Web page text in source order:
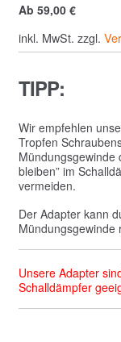
Ab 59,00 €
inkl. MwSt. zzgl.
TIPP:
Wir empfehlen
Tropfen
Mündungsgewinde
bleiben” im
vermeiden.
Der Adapter kann
Mündungsgewinde
Unsere Adapter
Schalldämpfer